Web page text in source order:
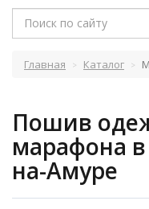
Главная Каталог
Пошив
марафона
на-Амуре